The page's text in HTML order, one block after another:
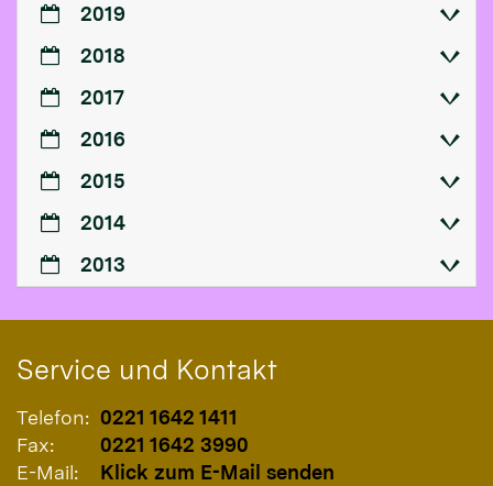
2019
2018
2017
2016
2015
2014
2013
Service und Kontakt
Telefon: 0221 1642 1411
Fax:
0221 1642 3990
E-Mail:
Klick zum E-Mail senden